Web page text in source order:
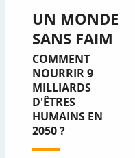
UN MONDE
SANS FAIM
COMMENT
NOURRIR 9
MILLIARDS
D'ÊTRES
HUMAINS EN
2050 ?